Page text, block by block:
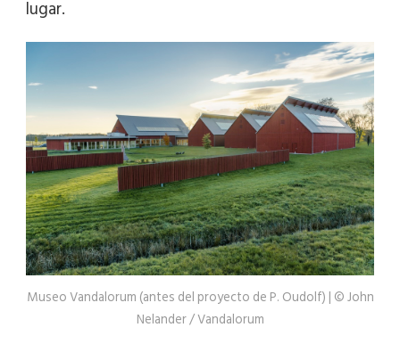
lugar.
Museo Vandalorum (antes del proyecto de P. Oudolf) | © John
Nelander / Vandalorum